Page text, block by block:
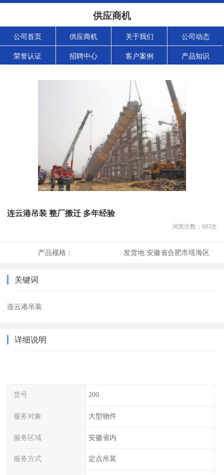
供应商机
公司首页 供应商机 关于我们 公司动态
荣誉认证 招聘中心 客户案例 产品知识
连云港吊装 整厂搬迁 多年经验
浏览次数： 683次
产品规格： 发货地:安徽省合肥市瑶海区
关键词
连云港吊装
详细说明
货号 200
服务对象 大型物件
服务区域 安徽省内
服务方式 定点吊装